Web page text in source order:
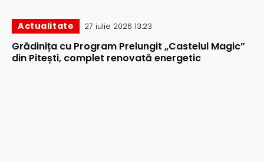
Actualitate 27 iulie 2026 13:23
Grădinița cu Program Prelungit „Castelul Magic”
din Pitești, complet renovată energetic